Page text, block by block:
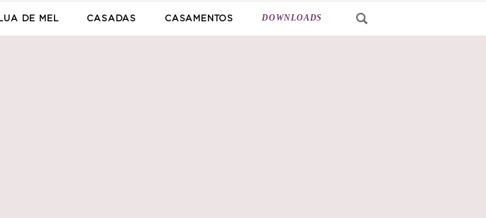
LUA DE MEL CASADAS CASAMENTOS DOWNLOADS